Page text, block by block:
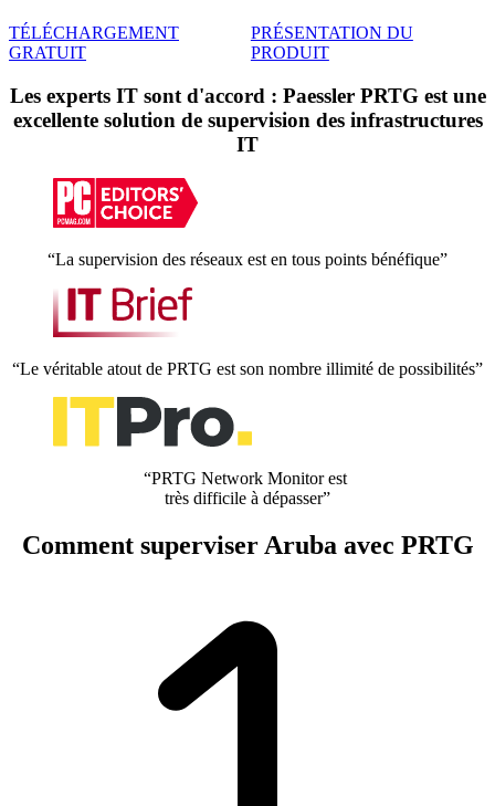
TÉLÉCHARGEMENT
GRATUIT
PRÉSENTATION DU
PRODUIT
Les experts IT sont d'accord : Paessler PRTG est une
excellente solution de supervision des infrastructures
IT
“La supervision des réseaux est en tous points bénéfique”
“Le véritable atout de PRTG est son nombre illimité de possibilités”
“PRTG Network Monitor est
très difficile à dépasser”
Comment superviser Aruba avec PRTG